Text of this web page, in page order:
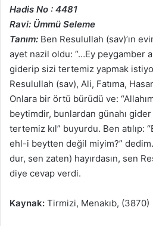
Hadis No : 4481
Ravi: Ümmü Seleme
Tanım: Ben Resulullah (sav)’ın
ayet nazil oldu: “…Ey peygamber
giderip sizi tertemiz yapmak
Resulullah (sav), Ali, Fatıma,
Onlara bir örtü bürüdü ve:
beytimdir, bunlardan günahı
tertemiz kıl” buyurdu. Ben atılıp:
ehl-i beytten değil miyim?”
dur, sen zaten) hayırdasın, sen
diye cevap verdi.
Kaynak: Tirmizi, Menakıb, (3870)